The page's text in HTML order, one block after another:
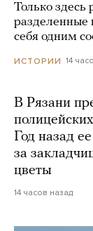
Только здесь
разделенные
себя одним
ИСТОРИИ 14
В Рязани
Год назад
за
цветы
14 часов назад